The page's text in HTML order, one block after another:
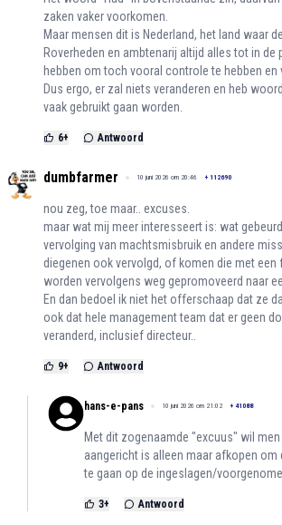
zaken vaker voorkomen.
Maar mensen dit is Nederland, het land waar
Roverheden en ambtenarij altijd alles tot in de
hebben om toch vooral controle te hebben en
Dus ergo, er zal niets veranderen en heb
vaak gebruikt gaan worden.
6+ Antwoord
dumbfarmer 10 juni 2026 om 20:46 + 112690
nou zeg, toe maar.. excuses.
maar wat mij meer interesseert is: wat
vervolging van machtsmisbruik en andere
diegenen ook vervolgd, of komen die met een
worden vervolgens weg gepromoveerd naar
En dan bedoel ik niet het offerschaap dat ze
ook dat hele management team dat er geen
veranderd, inclusief directeur..
9+ Antwoord
hans-e-pans 10 juni 2026 om 21:02 + 41088
Met dit zogenaamde "excuus" wil
aangericht is alleen maar afkopen
te gaan op de ingeslagen/
3+ Antwoord